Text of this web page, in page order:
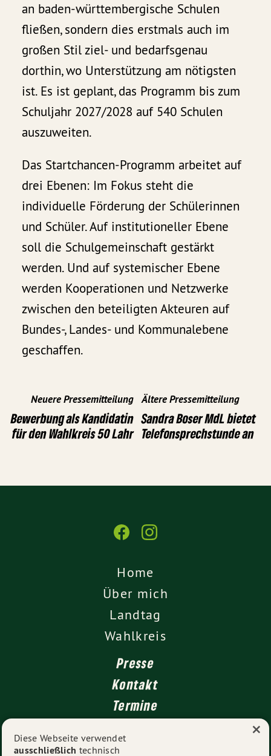
an baden-württembergische Schulen
fließen, sondern dies erstmals auch im
großen Stil ziel- und bedarfsgenau
dorthin, wo Unterstützung am nötigsten
ist. Es ist geplant, das Programm bis zum
Schuljahr 2027/2028 auf 540 Schulen
auszuweiten.
Das Startchancen-Programm arbeitet auf
drei Ebenen: Im Fokus steht die
individuelle Förderung der Schülerinnen
und Schüler. Auf institutioneller Ebene
soll die Schulgemeinschaft gestärkt
werden. Und auf systemischer Ebene
werden Kooperationen und Netzwerke
zwischen den beteiligten Akteuren auf
Bundes-, Landes- und Kommunalebene
geschaffen.
Neuere Pressemitteilung
Bewerbung als Kandidatin
für den Wahlkreis 50 Lahr
Ältere Pressemitteilung
Sandra Boser MdL bietet
Telefonsprechstunde an
Home
Über mich
Landtag
Wahlkreis
Presse
Kontakt
Termine
Diese Webseite verwendet
ausschließlich technisch
×